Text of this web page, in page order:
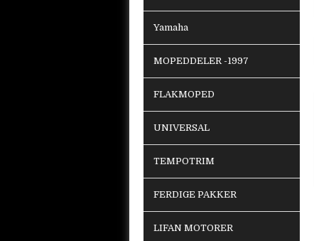
Yamaha
MOPEDDELER -1997
FLAKMOPED
UNIVERSAL
TEMPOTRIM
FERDIGE PAKKER
LIFAN MOTORER